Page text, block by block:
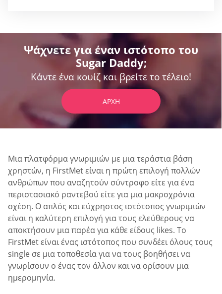
Ψάχνετε για έναν ιστότοπο του
Sugar Daddy;
Κάντε ένα κουίζ και βρείτε το τέλειο!
ΑΡΧΉ
Μια πλατφόρμα γνωριμιών με μια τεράστια βάση
χρηστών, η FirstMet είναι η πρώτη επιλογή πολλών
ανθρώπων που αναζητούν σύντροφο είτε για ένα
περιστασιακό ραντεβού είτε για μια μακροχρόνια
σχέση. Ο απλός και εύχρηστος ιστότοπος γνωριμιών
είναι η καλύτερη επιλογή για τους ελεύθερους να
αποκτήσουν μια παρέα για κάθε είδους likes. Το
FirstMet είναι ένας ιστότοπος που συνδέει όλους τους
single σε μια τοποθεσία για να τους βοηθήσει να
γνωρίσουν ο ένας τον άλλον και να ορίσουν μια
ημερομηνία.